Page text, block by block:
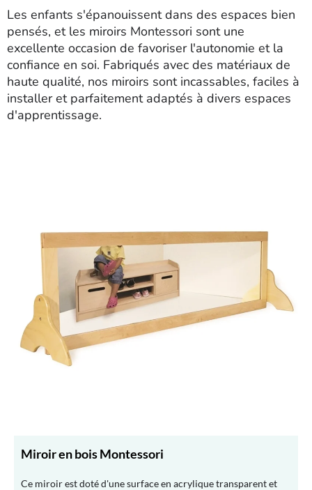
Les enfants s'épanouissent dans des espaces bien
pensés, et les miroirs Montessori sont une
excellente occasion de favoriser l'autonomie et la
confiance en soi. Fabriqués avec des matériaux de
haute qualité, nos miroirs sont incassables, faciles à
installer et parfaitement adaptés à divers espaces
d'apprentissage.
Miroir en bois Montessori
Ce miroir est doté d'une surface en acrylique transparent et